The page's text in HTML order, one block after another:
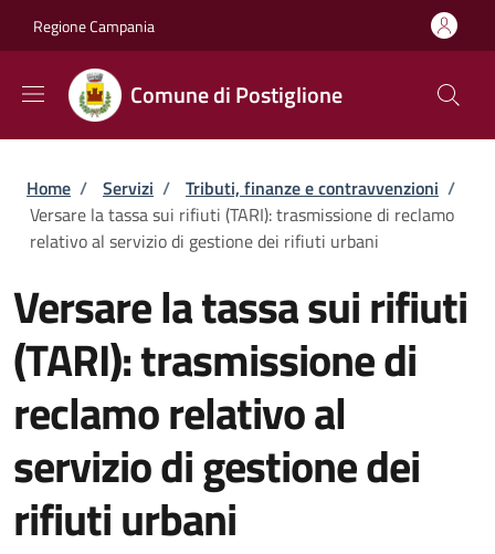
Regione Campania
Comune di Postiglione
Briciole di pane
Home / Servizi / Tributi, finanze e contravvenzioni /
Versare la tassa sui rifiuti (TARI): trasmissione di reclamo
relativo al servizio di gestione dei rifiuti urbani
Versare la tassa sui rifiuti
(TARI): trasmissione di
reclamo relativo al
servizio di gestione dei
rifiuti urbani